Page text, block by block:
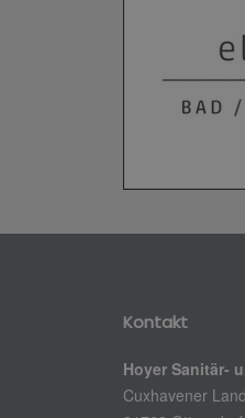
Kontakt
Hoyer Sanitär-
Cuxhavener